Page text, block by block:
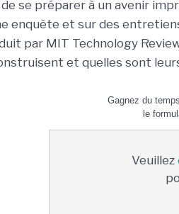
se préparer à un avenir
enquête et sur des
par MIT Technology
et quelles sont
Gagnez du
le
Veuillez